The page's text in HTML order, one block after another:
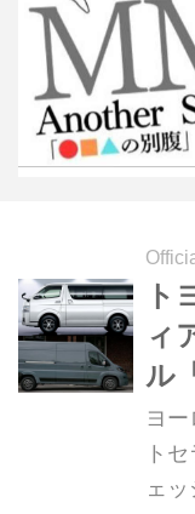
ト
ィ
ル
ー
ン
比
ヨ
ト
ェ